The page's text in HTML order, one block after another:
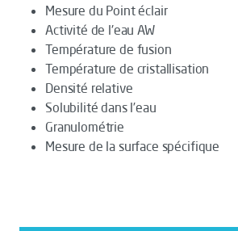
Mesure du Point éclair
Activité de l'eau AW
Température de fusion
Température de cristallisation
Densité relative
Solubilité dans l’eau
Granulométrie
Mesure de la surface spécifique